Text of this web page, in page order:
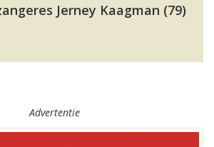
Jerney Kaagman (79)
Advertentie